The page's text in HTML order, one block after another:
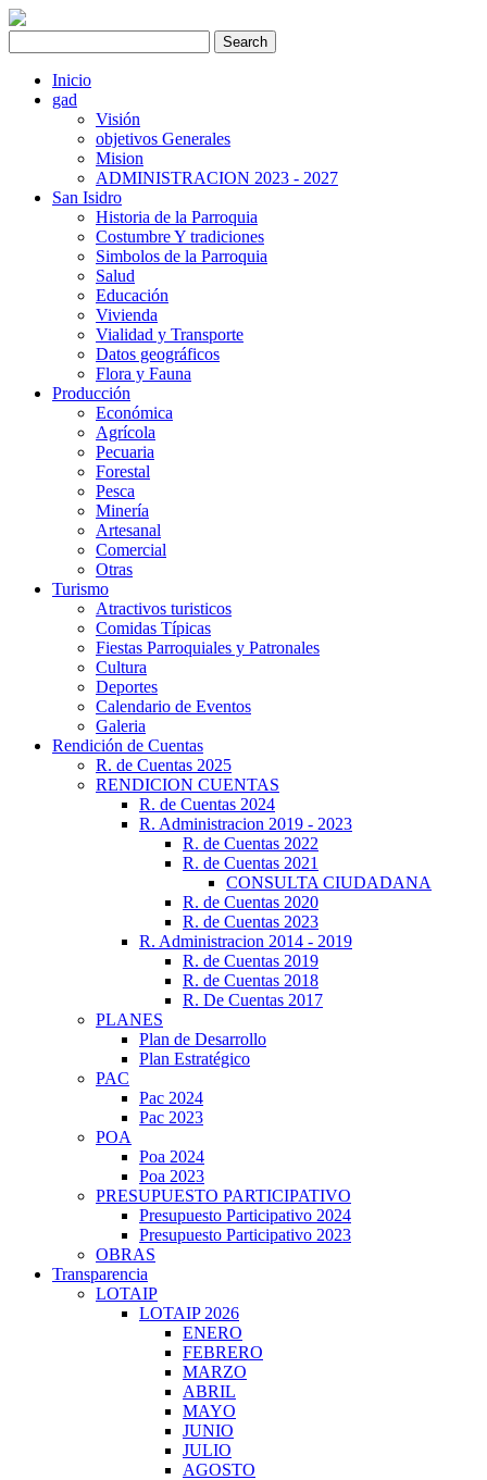
Inicio
gad
Visión
objetivos Generales
Mision
ADMINISTRACION 2023 - 2027
San Isidro
Historia de la Parroquia
Costumbre Y tradiciones
Simbolos de la Parroquia
Salud
Educación
Vivienda
Vialidad y Transporte
Datos geográficos
Flora y Fauna
Producción
Económica
Agrícola
Pecuaria
Forestal
Pesca
Minería
Artesanal
Comercial
Otras
Turismo
Atractivos turisticos
Comidas Típicas
Fiestas Parroquiales y Patronales
Cultura
Deportes
Calendario de Eventos
Galeria
Rendición de Cuentas
R. de Cuentas 2025
RENDICION CUENTAS
R. de Cuentas 2024
R. Administracion 2019 - 2023
R. de Cuentas 2022
R. de Cuentas 2021
CONSULTA CIUDADANA
R. de Cuentas 2020
R. de Cuentas 2023
R. Administracion 2014 - 2019
R. de Cuentas 2019
R. de Cuentas 2018
R. De Cuentas 2017
PLANES
Plan de Desarrollo
Plan Estratégico
PAC
Pac 2024
Pac 2023
POA
Poa 2024
Poa 2023
PRESUPUESTO PARTICIPATIVO
Presupuesto Participativo 2024
Presupuesto Participativo 2023
OBRAS
Transparencia
LOTAIP
LOTAIP 2026
ENERO
FEBRERO
MARZO
ABRIL
MAYO
JUNIO
JULIO
AGOSTO